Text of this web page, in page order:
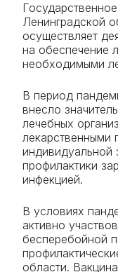
Ленинградской
осуществляет
на обеспечение
необходимыми
В период
внесло
лечебных
лекарственными
индивидуальной
профилактики
инфекцией.
В условиях
активно
бесперебойной
области.